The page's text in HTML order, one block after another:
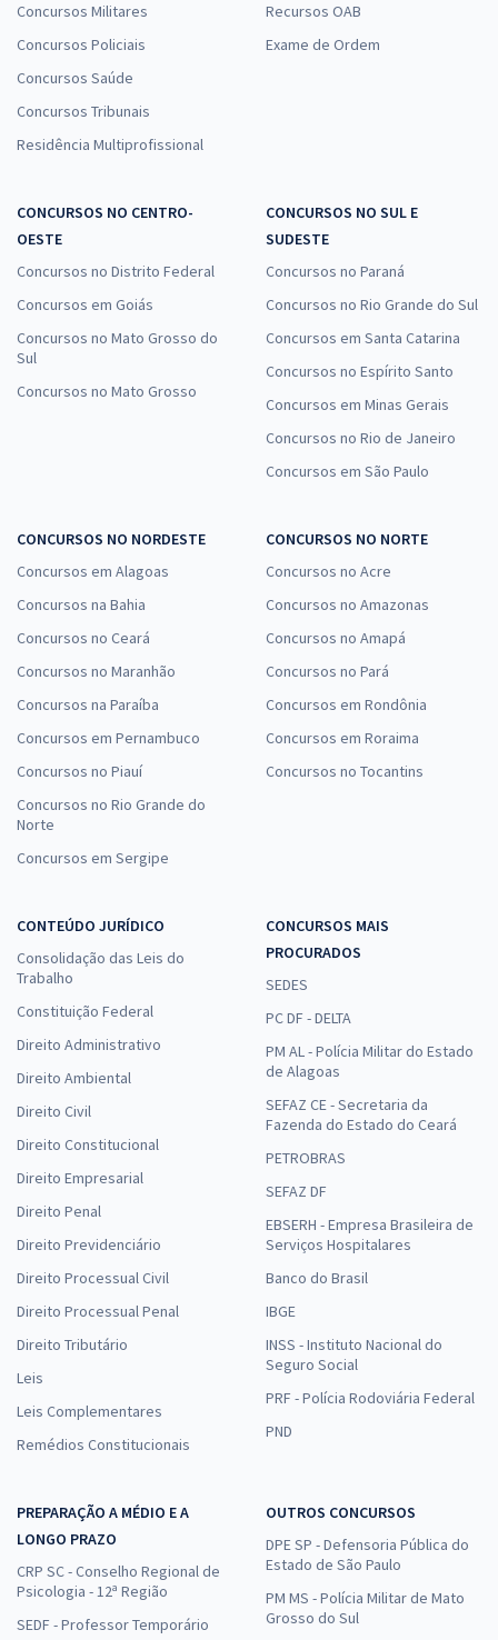
Concursos Militares
Concursos Policiais
Concursos Saúde
Concursos Tribunais
Residência Multiprofissional
Recursos OAB
Exame de Ordem
CONCURSOS NO CENTRO-
OESTE
Concursos no Distrito Federal
Concursos em Goiás
Concursos no Mato Grosso do
Sul
Concursos no Mato Grosso
CONCURSOS NO SUL E
SUDESTE
Concursos no Paraná
Concursos no Rio Grande do Sul
Concursos em Santa Catarina
Concursos no Espírito Santo
Concursos em Minas Gerais
Concursos no Rio de Janeiro
Concursos em São Paulo
CONCURSOS NO NORDESTE
Concursos em Alagoas
Concursos na Bahia
Concursos no Ceará
Concursos no Maranhão
Concursos na Paraíba
Concursos em Pernambuco
Concursos no Piauí
Concursos no Rio Grande do
Norte
Concursos em Sergipe
CONCURSOS NO NORTE
Concursos no Acre
Concursos no Amazonas
Concursos no Amapá
Concursos no Pará
Concursos em Rondônia
Concursos em Roraima
Concursos no Tocantins
CONTEÚDO JURÍDICO
Consolidação das Leis do
Trabalho
Constituição Federal
Direito Administrativo
Direito Ambiental
Direito Civil
Direito Constitucional
Direito Empresarial
Direito Penal
Direito Previdenciário
Direito Processual Civil
Direito Processual Penal
Direito Tributário
Leis
Leis Complementares
Remédios Constitucionais
CONCURSOS MAIS
PROCURADOS
SEDES
PC DF - DELTA
PM AL - Polícia Militar do Estado
de Alagoas
SEFAZ CE - Secretaria da
Fazenda do Estado do Ceará
PETROBRAS
SEFAZ DF
EBSERH - Empresa Brasileira de
Serviços Hospitalares
Banco do Brasil
IBGE
INSS - Instituto Nacional do
Seguro Social
PRF - Polícia Rodoviária Federal
PND
PREPARAÇÃO A MÉDIO E A
LONGO PRAZO
CRP SC - Conselho Regional de
Psicologia - 12ª Região
SEDF - Professor Temporário
OUTROS CONCURSOS
DPE SP - Defensoria Pública do
Estado de São Paulo
PM MS - Polícia Militar de Mato
Grosso do Sul